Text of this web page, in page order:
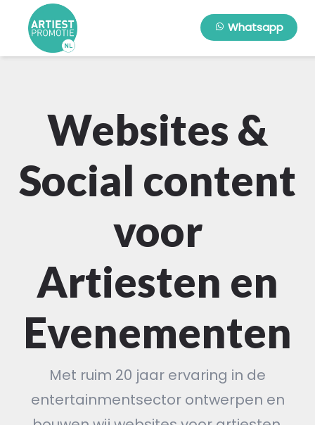
Whatsapp
Websites &
Social content
voor
Artiesten en
Evenementen
Met ruim 20 jaar ervaring in de
entertainmentsector ontwerpen en